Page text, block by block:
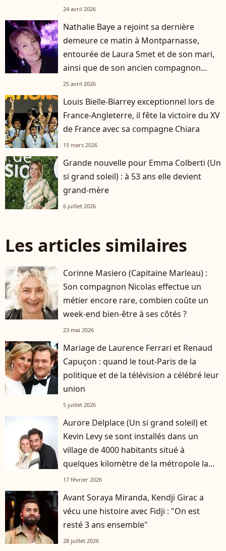
24 avril 2026
Nathalie Baye a rejoint sa dernière
demeure ce matin à Montparnasse,
entourée de Laura Smet et de son mari,
ainsi que de son ancien compagnon
Jean-Louis Borloo
25 avril 2026
Louis Bielle-Biarrey exceptionnel lors de
France-Angleterre, il fête la victoire du XV
de France avec sa compagne Chiara
15 mars 2026
Grande nouvelle pour Emma Colberti (Un
si grand soleil) : à 53 ans elle devient
grand-mère
6 juillet 2026
Les articles similaires
player2
Corinne Masiero (Capitaine Marleau) :
Son compagnon Nicolas effectue un
métier encore rare, combien coûte un
week-end bien-être à ses côtés ?
23 mai 2026
Mariage de Laurence Ferrari et Renaud
Capuçon : quand le tout-Paris de la
politique et de la télévision a célébré leur
union
5 juillet 2026
Aurore Delplace (Un si grand soleil) et
Kevin Levy se sont installés dans un
village de 4000 habitants situé à
quelques kilomètre de la métropole la
plus attractive de France
17 février 2026
Avant Soraya Miranda, Kendji Girac a
vécu une histoire avec Fidji : "On est
resté 3 ans ensemble"
28 juillet 2026